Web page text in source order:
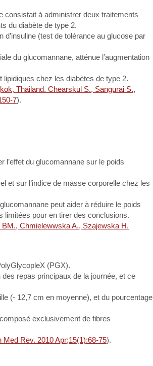
consistait à administrer deux traitements
du diabète de type 2.
d’insuline (test de tolérance au glucose par
du glucomannane, atténue l’augmentation
chez les diabètes de type 2.
Thailand. Chearskul S., Sangurai S.,
7).
du glucomannane sur le poids
et sur l’indice de masse corporelle chez les
peut aider à réduire le poids
limitées pour en tirer des conclusions.
Chmielewwska A., Szajewska H.
(PGX).
repas principaux de la journée, et ce
(- 12,7 cm en moyenne), et du pourcentage
exclusivement de fibres
Rev. 2010 Apr;15(1):68-75).